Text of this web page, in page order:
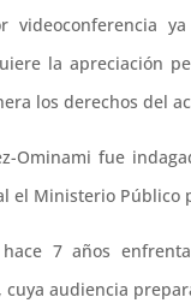
videoconferencia
la apreciación
los derechos del
Ominami fue
el Ministerio Público
hace 7 años
cuya audiencia